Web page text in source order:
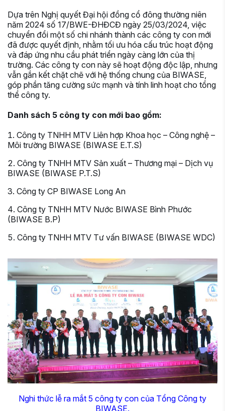
Dựa trên Nghị quyết Đại hội đồng cổ đông thường niên
năm 2024 số 17/BWE-ĐHĐCĐ ngày 25/03/2024, việc
chuyển đổi một số chi nhánh thành các công ty con mới
đã được quyết định, nhằm tối ưu hóa cấu trúc hoạt động
và đáp ứng nhu cầu phát triển ngày càng lớn của thị
trường. Các công ty con này sẽ hoạt động độc lập, nhưng
vẫn gắn kết chặt chẽ với hệ thống chung của BIWASE,
góp phần tăng cường sức mạnh và tính linh hoạt cho tổng
thể công ty.
Danh sách 5 công ty con mới bao gồm:
Công ty TNHH MTV Liên hợp Khoa học – Công nghệ –
Môi trường BIWASE (BIWASE E.T.S)
Công ty TNHH MTV Sản xuất – Thương mại – Dịch vụ
BIWASE (BIWASE P.T.S)
Công ty CP BIWASE Long An
Công ty TNHH MTV Nước BIWASE Bình Phước
(BIWASE B.P)
Công ty TNHH MTV Tư vấn BIWASE (BIWASE WDC)
Nghi thức lễ ra mắt 5 công ty con của Tổng Công ty
BIWASE.